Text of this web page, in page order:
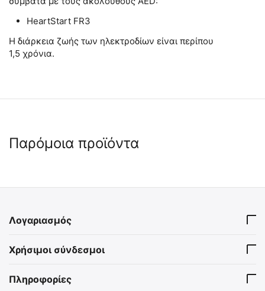
HeartStart FR3
Η διάρκεια ζωής των ηλεκτροδίων είναι περίπου
1,5 χρόνια.
Παρόμοια προϊόντα
Λογαριασμός
Χρήσιμοι σύνδεσμοι
Πληροφορίες